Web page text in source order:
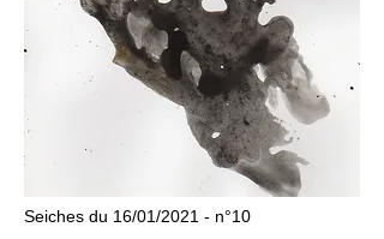
Seiches du 16/01/2021 - n°10